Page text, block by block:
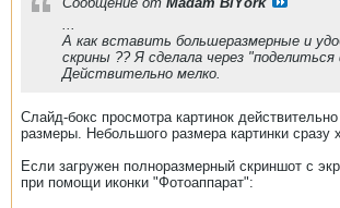
А как вставить большеразмерные и
скрины ?? Я сделала через
Действительно мелко.
Слайд-бокс просмотра картинок
размеры. Небольшого размера картинки сразу
Если загружен полноразмерный скриншот с
при помощи иконки "Фотоаппарат":